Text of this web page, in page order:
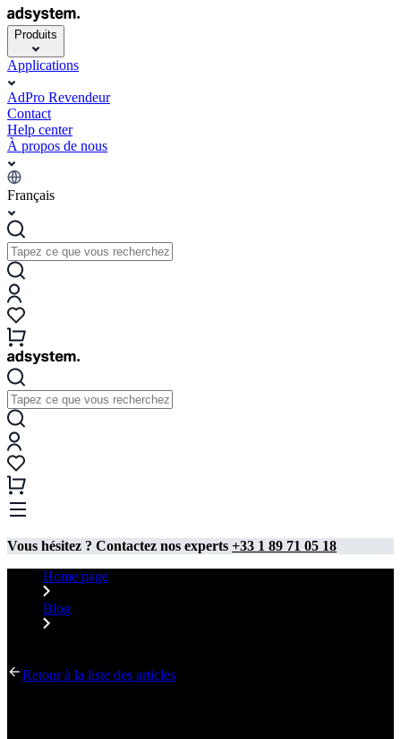
Produits
Applications
AdPro Revendeur
Contact
Help center
À propos de nous
Français
Vous hésitez ? Contactez nos experts +33 1 89 71 05 18
Home page
Blog
Retour à la liste des articles